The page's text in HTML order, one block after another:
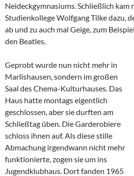
Neideckgymnasiums. Schließlich kam
Studienkollege Wolfgang Tilke dazu,
ab und zu auch mal Geige, zum
den Beatles.
Geprobt wurde nun nicht mehr in
Marlishausen, sondern im großen
Saal des Chema-Kulturhauses. Das
Haus hatte montags eigentlich
geschlossen, aber sie durften am
Schließtag üben. Die Garderobiere
schloss ihnen auf. Als diese stille
Abmachung irgendwann nicht mehr
funktionierte, zogen sie um ins
Jugendklubhaus. Dort fanden 1965